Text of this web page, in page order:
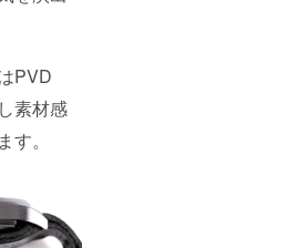
PVD
素材感
す。